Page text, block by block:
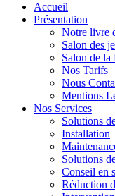
Accueil
Présentation
Notre livre
Salon des
Salon de
Nos Tarifs
Nous
Mentions
Nos Services
Solutions
Installation
Solutions
Conseil en
Réduction